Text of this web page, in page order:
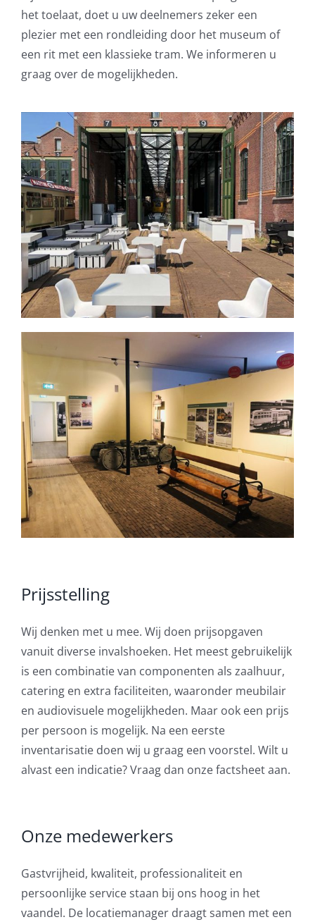
het toelaat, doet u uw deelnemers zeker een
plezier met een rondleiding door het museum of
een rit met een klassieke tram. We informeren u
graag over de mogelijkheden.
Prijsstelling
Wij denken met u mee. Wij doen prijsopgaven
vanuit diverse invalshoeken. Het meest gebruikelijk
is een combinatie van componenten als zaalhuur,
catering en extra faciliteiten, waaronder meubilair
en audiovisuele mogelijkheden. Maar ook een prijs
per persoon is mogelijk. Na een eerste
inventarisatie doen wij u graag een voorstel. Wilt u
alvast een indicatie? Vraag dan onze factsheet aan.
Onze medewerkers
Gastvrijheid, kwaliteit, professionaliteit en
persoonlijke service staan bij ons hoog in het
vaandel. De locatiemanager draagt samen met een